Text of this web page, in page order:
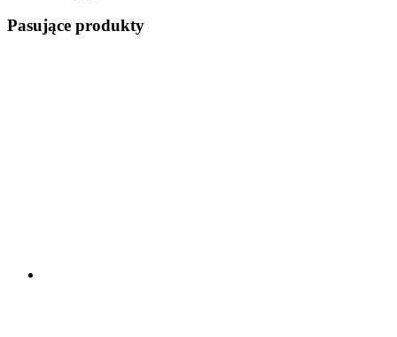
Pasujące produkty